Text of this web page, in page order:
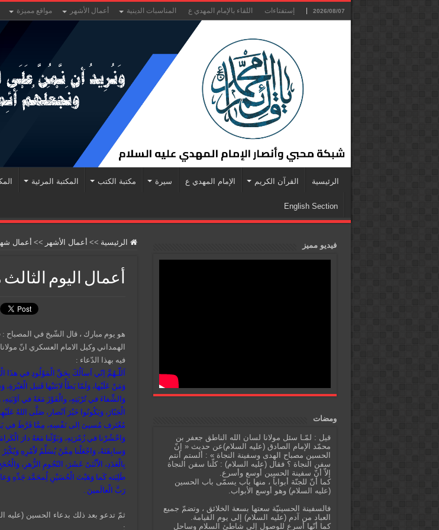
2026/08/07 إستفتاءات اللقاء بالإمام المهدي ع المناسبات الدينية أعمال الأشهر مواقع مميزة
الرئيسية القرآن الكريم الإمام المهدي ع سيرة مكتبة الكتب المكتبة المرئية
English Section
الرئيسية >> أعمال الأشهر >> أعمال
أعمال اليوم
هو يوم مبارك ، قال الشّيخ في المصباح
الهمداني وكيل الامام العسكري انّ
فيه بهذا الدّعاء :
اَللّـهُمَّ اِنّي اَساَلُكَ بِحَقِّ الْمَوْلُودِ في هذَا
وَمَنْ عَلَيْها، وَلَمّا يَطَأْ لابَتَيْها قَتيل
وَالشِّفاءَ في تُرْبَتِهِ، والْفَوْزَ مَعَهُ في اَوْبَتِهِ،
الْجَبّارَ، وَيَكُونُوا خَيْرَ اَنْصار، صَلَّى اللهُ
مُعْتَرف مُسيئ اِلى نَفْسِهِ، مِمَّا فَرَّطَ في
وَاحْشُرْنا في زُمْرَتِهِ، وَبَوِّئْنا مَعَهُ دارَ
وَسابِقَتَهُ، وَاجْعَلْنا مِمَّنْ يُسَلِّمُ لاَْمْرِهِ
بِالْعَدَدِ، الاَْثْنَىْ عَشَرَ، النّجُومِ الزُّهرِ،
طَلِبَته كَما وَهَبْتَ الْحُسَيْنِ لُِمحَمَّد جَدِّهِ
رَبَّ الْعالَمينَ .
ثمّ تدعو بعد ذلك بدعاء الحسين (عليه
:
فيديو مميز
ومضات
قيل : لمّـا سئل مولانا لسان الله الناطق جعفر بن
محمّد الإمام الصادق (عليه السلام)عن حديث « إنّ
الحسين مصباح الهدى وسفينة النجاة » : ألستم أنتم
سفن النجاة ؟ فقال (عليه السلام) : كلّنا سفن النجاة
إلاّ أنّ سفينة الحسين أوسع وأسرع.
كما أنّ للجنّة أبواباً ، منها باب يسمّى باب الحسين
(عليه السلام) وهو أوسع الأبواب.
فالسفينة الحسينيّة سعتها بسعة الخلائق ، وتضمّ جميع
العباد من آدم (عليه السلام) إلى يوم القيامة.
كما أنّها أسرع للوصول إلى شاطئ السلام وساحل